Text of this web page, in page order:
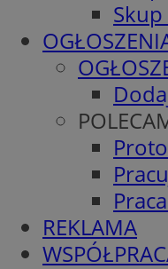
REKLAMA